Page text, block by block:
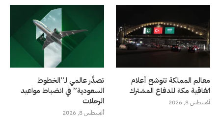
معالم المملكة تتوشح أعلام
اتفاقية مكة للدفاع المشترك
أغسطس 8, 2026
تصدُّر عالمي لـ”الخطوط
السعودية” في انضباط مواعيد
الرحلات
أغسطس 8, 2026